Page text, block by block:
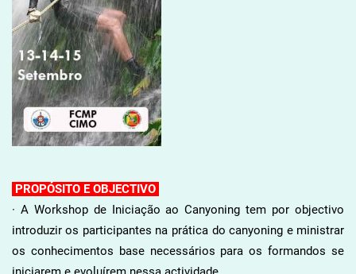
PROPÓSITO E OBJECTIVO
· A Workshop de Iniciação ao Canyoning tem por objectivo
introduzir os participantes na prática do canyoning e ministrar
os conhecimentos base necessários para os formandos se